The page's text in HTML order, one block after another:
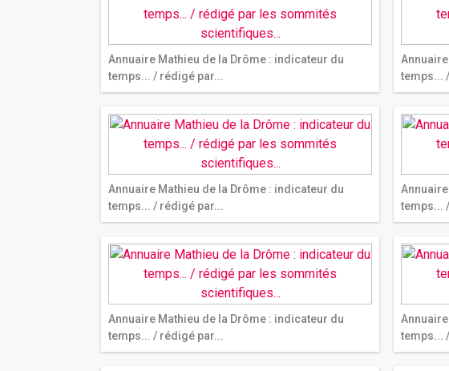
Annuaire Mathieu de la Drôme : indicateur du
temps... / rédigé par...
temps...
Annuaire Mathieu de la Drôme : indicateur du
temps... / rédigé par...
temps...
Annuaire Mathieu de la Drôme : indicateur du
temps... / rédigé par...
temps...